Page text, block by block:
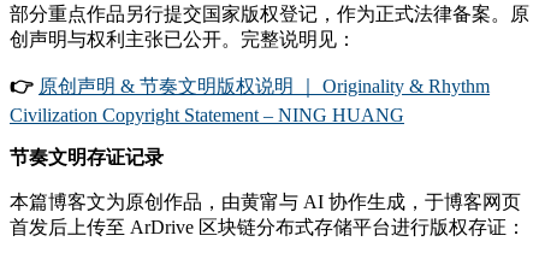
部分重点作品另行提交国家版权登记，作为正式法律备案。原
创声明与权利主张已公开。完整说明见：
👉 原创声明 & 节奏文明版权说明 ｜ Originality & Rhythm
Civilization Copyright Statement – NING HUANG
节奏文明存证记录
本篇博客文为原创作品，由黄甯与 AI 协作生成，于博客网页
首发后上传至 ArDrive 区块链分布式存储平台进行版权存证：